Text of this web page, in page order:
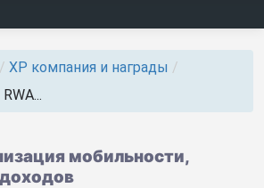
/ ХР компания и награды /
мобильности,